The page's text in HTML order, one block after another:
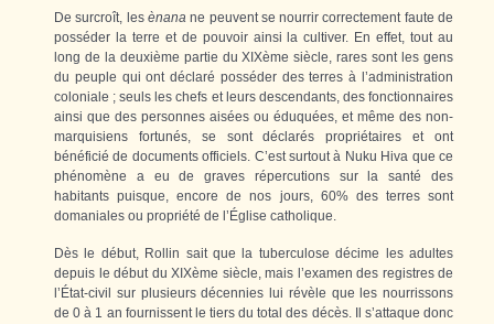
De surcroît, les ènanane peuvent se nourrir correctement faute de
posséder la terre et de pouvoir ainsi la cultiver. En effet, tout au
long de la deuxième partie du XIXème siècle, rares sont les gens
du peuple qui ont déclaré posséder des terres à l’administration
coloniale ; seuls les chefs et leurs descendants, des fonctionnaires
ainsi que des personnes aisées ou éduquées, et même des non-
marquisiens fortunés, se sont déclarés propriétaires et ont
bénéficié de documents officiels. C’est surtout à Nuku Hiva que ce
phénomène a eu de graves répercutions sur la santé des
habitants puisque, encore de nos jours, 60% des terres sont
domaniales ou propriété de l’Église catholique.
Dès le début, Rollin sait que la tuberculose décime les adultes
depuis le début du XIXème siècle, mais l’examen des registres de
l’État-civil sur plusieurs décennies lui révèle que les nourrissons
de 0 à 1 an fournissent le tiers du total des décès. Il s’attaque donc